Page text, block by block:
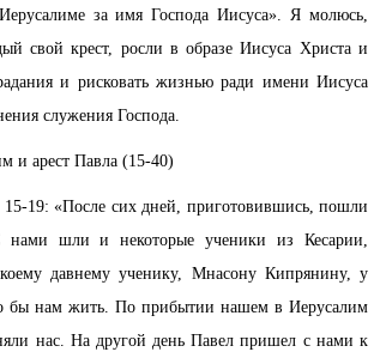
и арест Павла (15-40)
15-19: «После сих дней, приготовившись, пошли
шли и некоторые ученики из Кесарии,
давнему ученику, Мнасону Кипрянину, у
бы нам жить. По прибытии нашем в Иерусалим
нас. На другой день Павел пришел с нами к